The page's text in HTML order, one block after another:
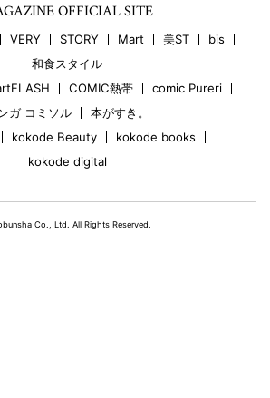
OFFICIAL SITE
VERY STORY Mart 美ST
bis
和食スタイル
COMIC熱帯
comic Pureri
ガ コミソル
本がすき。
kokode Beauty
kokode books
kokode digital
Co., Ltd. All Rights Reserved.